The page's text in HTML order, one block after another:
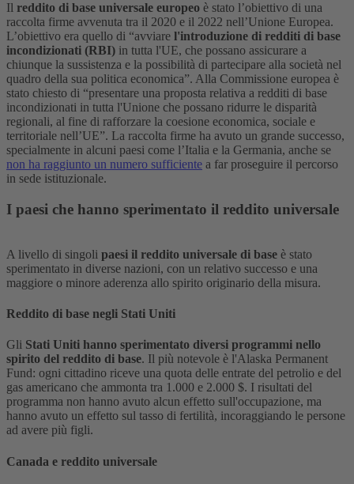
Il reddito di base universale europeo è stato l’obiettivo di una
raccolta firme avvenuta tra il 2020 e il 2022 nell’Unione Europea.
L’obiettivo era quello di “avviare l'introduzione di redditi di base
incondizionati (RBI) in tutta l'UE, che possano assicurare a
chiunque la sussistenza e la possibilità di partecipare alla società nel
quadro della sua politica economica”. Alla Commissione europea è
stato chiesto di “presentare una proposta relativa a redditi di base
incondizionati in tutta l'Unione che possano ridurre le disparità
regionali, al fine di rafforzare la coesione economica, sociale e
territoriale nell’UE”. La raccolta firme ha avuto un grande successo,
specialmente in alcuni paesi come l’Italia e la Germania, anche se
non ha raggiunto un numero sufficiente a far proseguire il percorso
in sede istituzionale.
I paesi che hanno sperimentato il reddito universale
A livello di singoli paesi il reddito universale di base è stato
sperimentato in diverse nazioni, con un relativo successo e una
maggiore o minore aderenza allo spirito originario della misura.
Reddito di base negli Stati Uniti
Gli Stati Uniti hanno sperimentato diversi programmi nello
spirito del reddito di base. Il più notevole è l'Alaska Permanent
Fund: ogni cittadino riceve una quota delle entrate del petrolio e del
gas americano che ammonta tra 1.000 e 2.000 $. I risultati del
programma non hanno avuto alcun effetto sull'occupazione, ma
hanno avuto un effetto sul tasso di fertilità, incoraggiando le persone
ad avere più figli.
Canada e reddito universale